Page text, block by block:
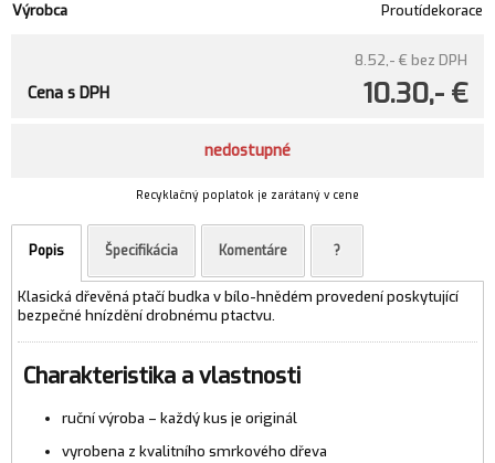
Výrobca Proutídekorace
8.52,- € bez DPH
10.30,- €
Cena s DPH
nedostupné
Recyklačný poplatok je zarátaný v cene
Popis Špecifikácia Komentáre ?
Klasická dřevěná ptačí budka v bílo-hnědém provedení poskytující
bezpečné hnízdění drobnému ptactvu.
Charakteristika a vlastnosti
ruční výroba – každý kus je originál
vyrobena z kvalitního smrkového dřeva